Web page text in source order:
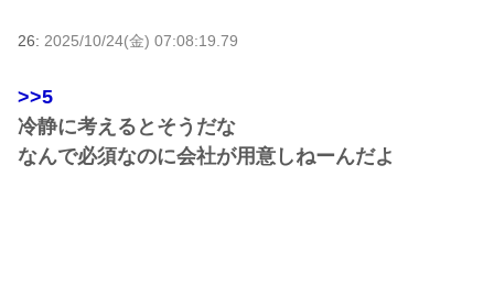
26: 2025/10/24(金) 07:08:19.79
>>5
冷静に考えるとそうだな
なんで必須なのに会社が用意しねーんだよ